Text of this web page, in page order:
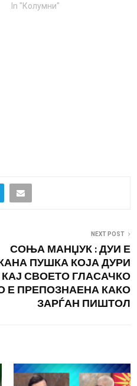
In "Колумни"
NEXT POST
СОЊА МАНЏУК : ДУИ Е
ПУШКА КОЈА ДУРИ
СВОЕТО ГЛАСАЧКО
Е ПРЕПОЗНАЕНА КАКО
ЗАРЃАН ПИШТОЛ